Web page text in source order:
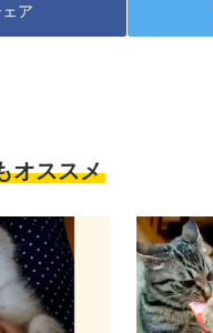
ア
オススメ